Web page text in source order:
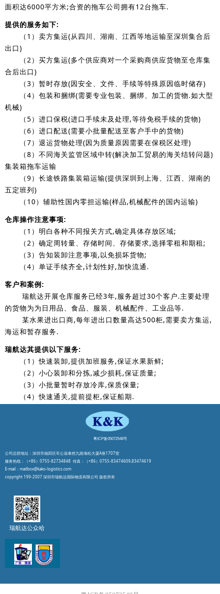
面积达6000平方米;合资的拖车公司拥有12台拖车.
提供的服务如下:
（1）卖方集运(从四川、湖南、江西等地运输至深圳集合后
出口)
（2）买方集运(多个供应商对一个采购商供应货物至仓库集
合后出口)
（3）暂时存放(因安全、文件、手续等特殊原因临时储存)
（4）包装和捆绑(需要专业包装、捆绑、加工的货物.如大型
机械)
（5）进口保税(进口手续未及处理,等待免税手续的货物)
（6）进口配送(需要小批量配送至客户手中的货物)
（7）退运货物处理(因为质量原因需要在保税区处理)
（8）不同海关监管区域中转(解决加工贸易的海关结转问题)
集装箱拖车运输
（9）长途铁路集装箱运输(提供深圳到上海、江西、湖南的
五定班列)
（10）辅助性国内零担运输(样品,机械配件的国内运输)
仓库操作注意事项:
（1）明白各种不同报关方式,确定具体存放区域;
（2）确定周转量、存储时间、存储要求,选择零租和期租;
（3）告知装卸注意事项,以免损坏货物;
（4）单证手续齐全,计划性好,加快流通.
客户和案例:
瑞航达开展仓库服务已经3年,服务超过30个客户.主要处理
的货物为为日用品、食品、服装、机械配件、工业品等.
某水果进出口商,每年进出口数量高达500柜,需要卖方集运,
海运和暂存服务.
瑞航达其提供以下服务:
（1）快速装卸,提供加班服务,保证水果新鲜;
（2）小心装卸和分拣,减少损耗,保证质量;
（3）小批量暂时存放冷库,保质保量;
（4）快速通关,提前提柜,保证船期.
公司总部地址：深圳市福田区车公庙泰然九路海松大厦A座1707室
服务热线：（+86）0755-82734848 传真：（+86）0755-83474609,83474619
E-mail：mailbox@kako-logistics.com
copyright 199-2007 深圳市瑞航达国际物流有限公司 版权所有
粤ICP备05072548号
瑞航达公众哈